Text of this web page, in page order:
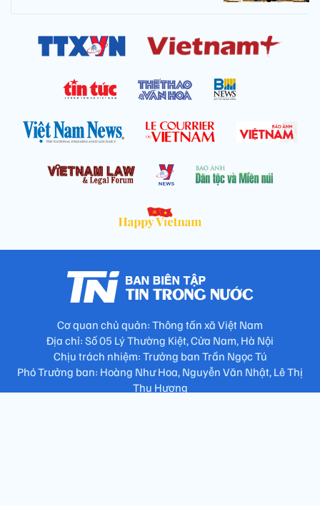
Cơ quan chủ quản: Thông tấn xã Việt Nam
Địa chỉ: Số 05 Lý Thường Kiệt, Cửa Nam, Hà Nội
Chịu trách nhiệm: Trưởng ban Trần Ngọc Tú
Phó Trưởng ban: Hoàng Như Hoa, Nguyễn Văn Nhật, Lê Thị
Thu Hương